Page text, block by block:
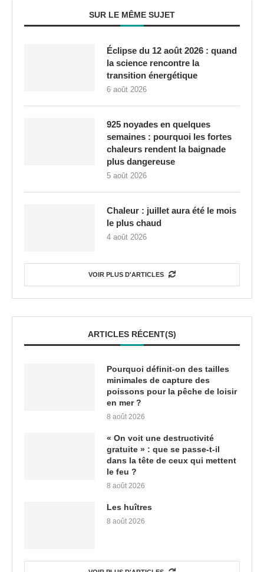
SUR LE MÊME SUJET
Éclipse du 12 août 2026 : quand
la science rencontre la
transition énergétique
6 août 2026
925 noyades en quelques
semaines : pourquoi les fortes
chaleurs rendent la baignade
plus dangereuse
5 août 2026
Chaleur : juillet aura été le mois
le plus chaud
4 août 2026
VOIR PLUS D'ARTICLES
ARTICLES RÉCENT(S)
Pourquoi définit-on des tailles
minimales de capture des
poissons pour la pêche de loisir
en mer ?
8 août 2026
« On voit une destructivité
gratuite » : que se passe-t-il
dans la tête de ceux qui mettent
le feu ?
8 août 2026
Les huîtres
8 août 2026